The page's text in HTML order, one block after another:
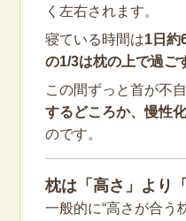
く左右されます。
寝ている時間は1日約
の1/3は枕の上で過ご
この間ずっと首が不
するどころか、慢性
のです。
枕は「高さ」より
一般的に“高さが合う